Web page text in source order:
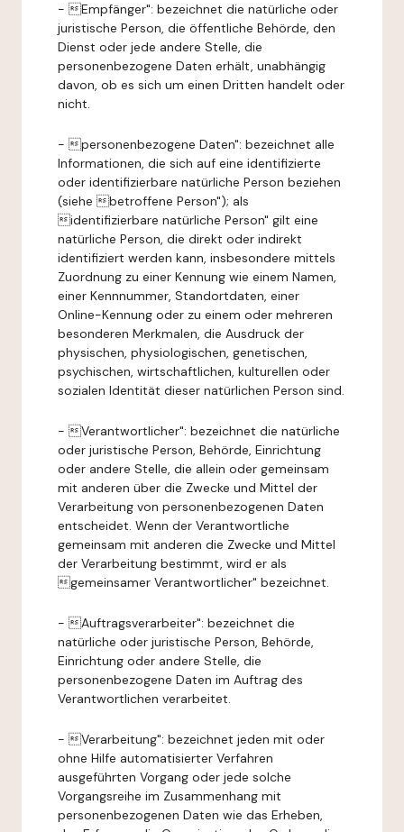
- Empfänger": bezeichnet die natürliche oder
juristische Person, die öffentliche Behörde, den
Dienst oder jede andere Stelle, die
personenbezogene Daten erhält, unabhängig
davon, ob es sich um einen Dritten handelt oder
nicht.
- personenbezogene Daten": bezeichnet alle
Informationen, die sich auf eine identifizierte
oder identifizierbare natürliche Person beziehen
(siehe betroffene Person"); als
identifizierbare natürliche Person" gilt eine
natürliche Person, die direkt oder indirekt
identifiziert werden kann, insbesondere mittels
Zuordnung zu einer Kennung wie einem Namen,
einer Kennnummer, Standortdaten, einer
Online-Kennung oder zu einem oder mehreren
besonderen Merkmalen, die Ausdruck der
physischen, physiologischen, genetischen,
psychischen, wirtschaftlichen, kulturellen oder
sozialen Identität dieser natürlichen Person sind.
- Verantwortlicher": bezeichnet die natürliche
oder juristische Person, Behörde, Einrichtung
oder andere Stelle, die allein oder gemeinsam
mit anderen über die Zwecke und Mittel der
Verarbeitung von personenbezogenen Daten
entscheidet. Wenn der Verantwortliche
gemeinsam mit anderen die Zwecke und Mittel
der Verarbeitung bestimmt, wird er als
gemeinsamer Verantwortlicher" bezeichnet.
- Auftragsverarbeiter": bezeichnet die
natürliche oder juristische Person, Behörde,
Einrichtung oder andere Stelle, die
personenbezogene Daten im Auftrag des
Verantwortlichen verarbeitet.
- Verarbeitung": bezeichnet jeden mit oder
ohne Hilfe automatisierter Verfahren
ausgeführten Vorgang oder jede solche
Vorgangsreihe im Zusammenhang mit
personenbezogenen Daten wie das Erheben,